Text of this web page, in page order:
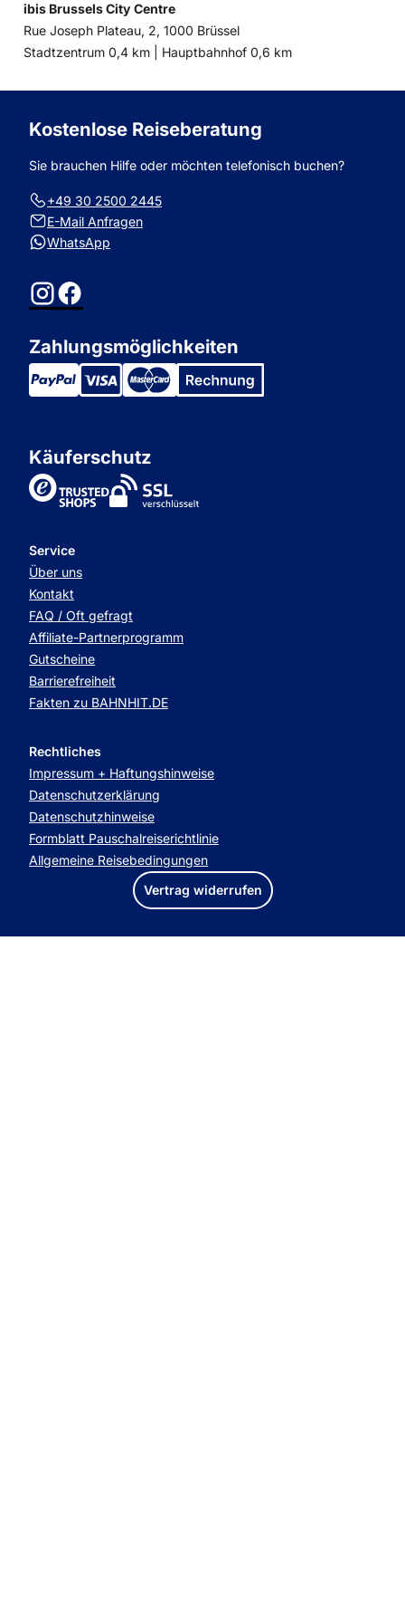
ibis Brussels City Centre
Rue Joseph Plateau, 2, 1000 Brüssel
Entfernung
Stadtzentrum 0,4 km | Entfernung
Hauptbahnhof 0,6 km
Kostenlose Reiseberatung
Sie brauchen Hilfe oder möchten telefonisch buchen?
+49 30 2500 2445
E-Mail Anfragen
WhatsApp
InstagramFacebook
Zahlungsmöglichkeiten
Käuferschutz
TrustedShops
Service
Über uns
Kontakt
FAQ / Oft gefragt
Affiliate-Partnerprogramm
Gutscheine
Barrierefreiheit
Fakten zu BAHNHIT.DE
Rechtliches
Impressum + Haftungshinweise
Datenschutzerklärung
Datenschutzhinweise
Formblatt Pauschalreiserichtlinie
Allgemeine Reisebedingungen
Vertrag widerrufen